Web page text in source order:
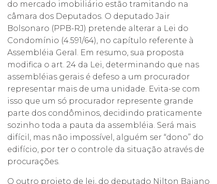
do mercado imobiliário estão tramitando na
câmara dos Deputados. O deputado Jair
Bolsonaro (PPB-RJ) pretende alterar a Lei do
Condomínio (4.591/64), no capítulo referente à
Assembléia Geral. Em resumo, sua proposta
modifica o art. 24 da Lei, determinando que nas
assembléias gerais é defeso a um procurador
representar mais de uma unidade. Evita-se com
isso que um só procurador represente grande
parte dos condôminos, decidindo praticamente
sozinho toda a pauta da assembléia. Será mais
difícil, mas não impossível, alguém ser “dono” do
edifício, por ter o controle da situação através de
procurações.
O outro projeto de lei, do deputado Nilton Baiano